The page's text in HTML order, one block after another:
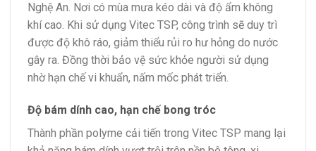
Nghệ An. Nơi có mùa mưa kéo dài và độ ẩm không
khí cao. Khi sử dụng Vitec TSP, công trình sẽ duy trì
được độ khô ráo, giảm thiểu rủi ro hư hỏng do nước
gây ra. Đồng thời bảo vệ sức khỏe người sử dụng
nhờ hạn chế vi khuẩn, nấm mốc phát triển.
Độ bám dính cao, hạn chế bong tróc
Thành phần polyme cải tiến trong Vitec TSP mang lại